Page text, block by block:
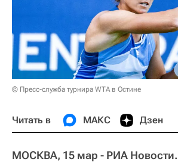
© Пресс-служба турнира WTA в Остине
Читать в МАКС Дзен
МОСКВА, 15 мар - РИА Новости.